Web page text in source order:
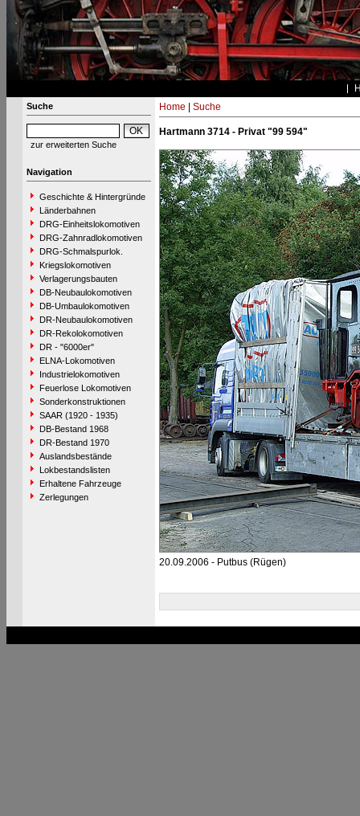
Suche
zur erweiterten Suche
Navigation
Geschichte & Hintergründe
Länderbahnen
DRG-Einheitslokomotiven
DRG-Zahnradlokomotiven
DRG-Schmalspurlok.
Kriegslokomotiven
Verlagerungsbauten
DB-Neubaulokomotiven
DB-Umbaulokomotiven
DR-Neubaulokomotiven
DR-Rekolokomotiven
DR - "6000er"
ELNA-Lokomotiven
Industrielokomotiven
Feuerlose Lokomotiven
Sonderkonstruktionen
SAAR (1920 - 1935)
DB-Bestand 1968
DR-Bestand 1970
Auslandsbestände
Lokbestandslisten
Erhaltene Fahrzeuge
Zerlegungen
Home Suche
Hartmann 3714 - Privat "99 594"
20.09.2006 - Putbus (Rügen)